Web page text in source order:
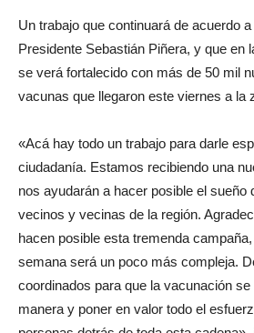
Un trabajo que continuará de acuerdo
Presidente Sebastián Piñera, y que en
se verá fortalecido con más de 50 mil
vacunas que llegaron este viernes a la
«Acá hay todo un trabajo para darle
ciudadanía. Estamos recibiendo una
nos ayudarán a hacer posible el sueño
vecinos y vecinas de la región.
hacen posible esta tremenda
semana será un poco más compleja.
coordinados para que la vacunación
manera y poner en valor todo el